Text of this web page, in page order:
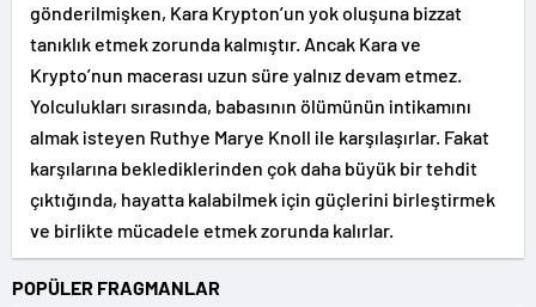
gönderilmişken, Kara Krypton’un yok oluşuna bizzat
tanıklık etmek zorunda kalmıştır. Ancak Kara ve
Krypto’nun macerası uzun süre yalnız devam etmez.
Yolculukları sırasında, babasının ölümünün intikamını
almak isteyen Ruthye Marye Knoll ile karşılaşırlar. Fakat
karşılarına beklediklerinden çok daha büyük bir tehdit
çıktığında, hayatta kalabilmek için güçlerini birleştirmek
ve birlikte mücadele etmek zorunda kalırlar.
POPÜLER FRAGMANLAR